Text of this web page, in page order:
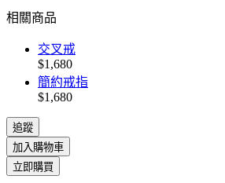
相關商品
交叉戒
$1,680
簡約戒指
$1,680
追蹤
加入購物車
立即購買